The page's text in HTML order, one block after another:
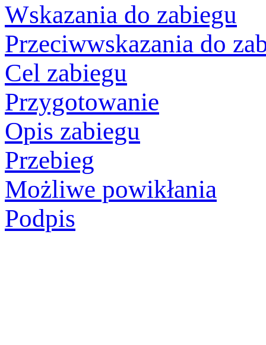
Wskazania do zabiegu
Przeciwwskazania do
Cel zabiegu
Przygotowanie
Opis zabiegu
Przebieg
Możliwe powikłania
Podpis